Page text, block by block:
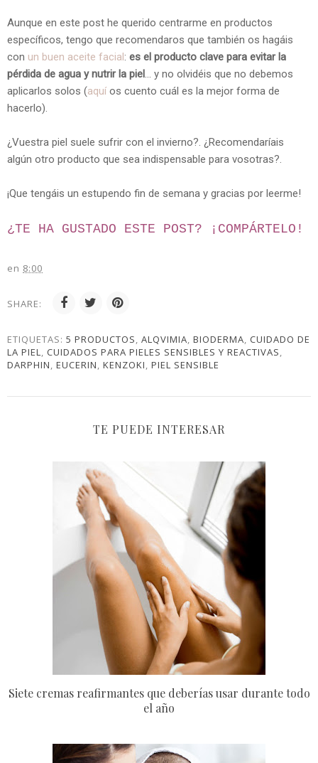
Aunque en este post he querido centrarme en productos
específicos, tengo que recomendaros que también os hagáis
con un buen aceite facial : es el producto clave para evitar la
pérdida de agua y nutrir la piel ... y no olvidéis que no debemos
aplicarlos solos (aquí os cuento cuál es la mejor forma de
hacerlo).
¿Vuestra piel suele sufrir con el invierno?. ¿Recomendaríais
algún otro producto que sea indispensable para vosotras?.
¡Que tengáis un estupendo fin de semana y gracias por leerme!
¿TE HA GUSTADO ESTE POST? ¡ COMPÁRTELO!
en 8:00
SHARE:
ETIQUETAS: 5 PRODUCTOS, ALQVIMIA, BIODERMA, CUIDADO DE
LA PIEL, CUIDADOS PARA PIELES SENSIBLES Y REACTIVAS,
DARPHIN, EUCERIN, KENZOKI, PIEL SENSIBLE
TE PUEDE INTERESAR
Siete cremas reafirmantes que deberías usar durante todo
el año